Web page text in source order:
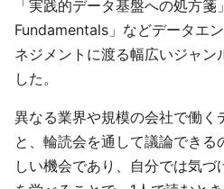
「実践的データ基盤への処方
Fundamentals」などデータエ
ネジメントに渡る幅広いジャン
した。
異なる業界や規模の会社で働く
と、輪読会を通して議論できる
しい機会であり、自分では気